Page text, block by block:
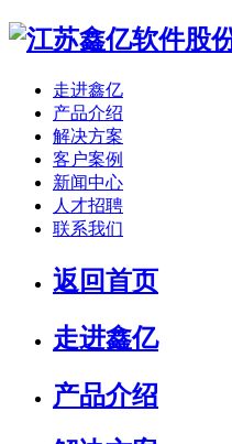
走进鑫亿
产品介绍
解决方案
客户案例
新闻中心
人才招聘
联系我们
返回首页
走进鑫亿
产品介绍